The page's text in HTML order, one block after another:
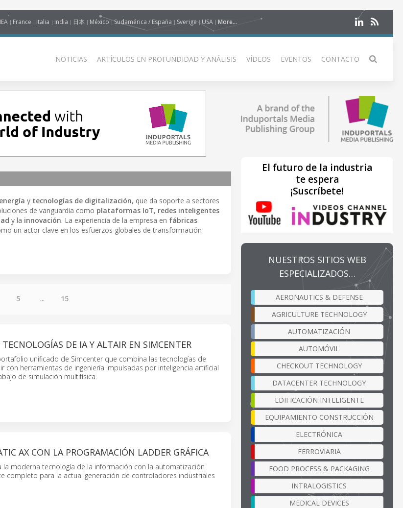
France Italia India 日本 México Sudamérica / España Sverige USA More...
NOTICIAS ARTÍCULOS EN PROFUNDIDAD Y ANÁLISIS VÍDEOS EVENTOS CONTACTO
y tecnologías de digitalización, que da soporte a sectores
de vanguardia como plataformas IoT, redes inteligentes
y la innovación. La experiencia de la empresa en fábricas
un actor clave en los esfuerzos globales de transformación
5 ... 15
DE IA Y ALTAIR EN SIMCENTER
unificado de Simcenter que combina las tecnologías de
con herramientas de ingeniería impulsadas por inteligencia artificial
de simulación multifísica.
AX CON LA PROGRAMACIÓN LADDER GRÁFICA
la moderna tecnología de la información con la automatización
completo para la actual generación de controladores industriales
El futuro de la industria
te espera
¡Suscríbete!
NUESTROS SITIOS WEB
ESPECIALIZADOS…
AERONAUTICS & DEFENSE
AGRICULTURE TECHNOLOGY
AUTOMATIZACIÓN
AUTOMÓVIL
CHECKOUT TECHNOLOGY
DATACENTER TECHNOLOGY
EDIFICACIÓN INTELIGENTE
EQUIPAMIENTO CONSTRUCCIÓN
ELECTRÓNICA
FERROVIARIA
FOOD PROCESS & PACKAGING
INTRALOGISTICS
MEDICAL DEVICES